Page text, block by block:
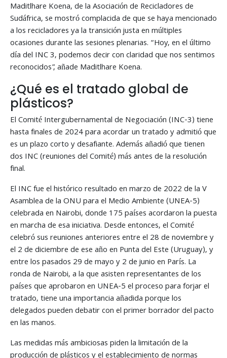
Maditlhare Koena, de la Asociación de Recicladores de
Sudáfrica, se mostró complacida de que se haya mencionado
a los recicladores ya la transición justa en múltiples
ocasiones durante las sesiones plenarias. “Hoy, en el último
día del INC 3, podemos decir con claridad que nos sentimos
reconocidos”, añade Maditlhare Koena.
¿Qué es el tratado global de
plásticos?
El Comité Intergubernamental de Negociación (INC-3) tiene
hasta finales de 2024 para acordar un tratado y admitió que
es un plazo corto y desafiante. Además añadió que tienen
dos INC (reuniones del Comité) más antes de la resolución
final.
El INC fue el histórico resultado en marzo de 2022 de la V
Asamblea de la ONU para el Medio Ambiente (UNEA-5)
celebrada en Nairobi, donde 175 países acordaron la puesta
en marcha de esa iniciativa. Desde entonces, el Comité
celebró sus reuniones anteriores entre el 28 de noviembre y
el 2 de diciembre de ese año en Punta del Este (Uruguay), y
entre los pasados 29 de mayo y 2 de junio en París. La
ronda de Nairobi, a la que asisten representantes de los
países que aprobaron en UNEA-5 el proceso para forjar el
tratado, tiene una importancia añadida porque los
delegados pueden debatir con el primer borrador del pacto
en las manos.
Las medidas más ambiciosas piden la limitación de la